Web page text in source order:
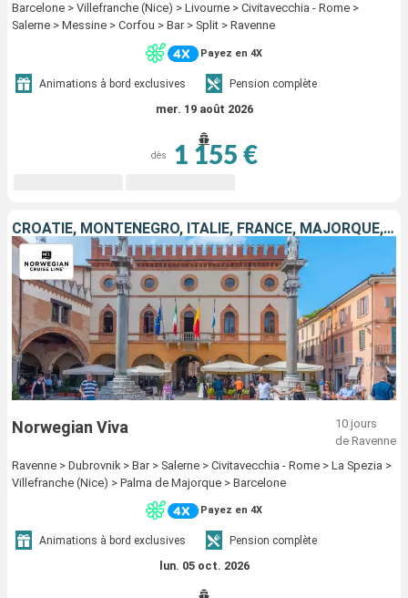
Barcelone > Villefranche (Nice) > Livourne > Civitavecchia - Rome >
Salerne > Messine > Corfou > Bar > Split > Ravenne
Payez en 4X
Animations à bord exclusives Pension complète
mer. 19 août 2026
dès 1 155 €
CROATIE, MONTÉNÉGRO, ITALIE, FRANCE, MAJORQUE, ESPAGNE
Norwegian Viva
10 jours
de Ravenne
Ravenne > Dubrovnik > Bar > Salerne > Civitavecchia - Rome > La Spezia >
Villefranche (Nice) > Palma de Majorque > Barcelone
Payez en 4X
Animations à bord exclusives Pension complète
lun. 05 oct. 2026